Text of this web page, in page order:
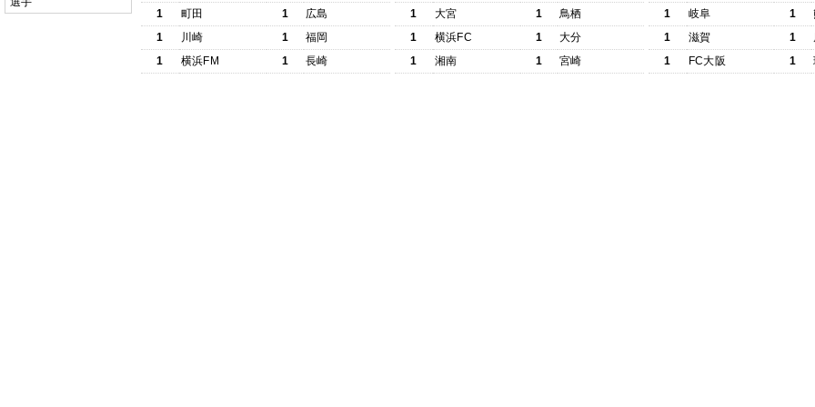
1
町田 1
広島
1
川崎 1
福岡
1
横浜FM 1 長崎
1
大宮 1
鳥栖
1
横浜FC 1
大分
1
湘南 1 宮崎
1
岐阜 1
1
滋賀 1
1
FC大阪 1